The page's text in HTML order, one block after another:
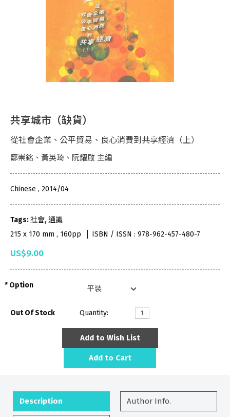
共享城市（缺貨）
從社會企業、公平貿易、良心消費到共享經濟（上）
鄒崇銘、黃英琦、阮耀啟 主編
Chinese , 2014/04
Tags:社會,通識
215 x 170 mm , 160pp
ISBN / ISSN : 978-962-457-480-7
US$9.00
Option
Out Of Stock Quantity:
Add to Wish List
Add to Cart
Description Author Info.